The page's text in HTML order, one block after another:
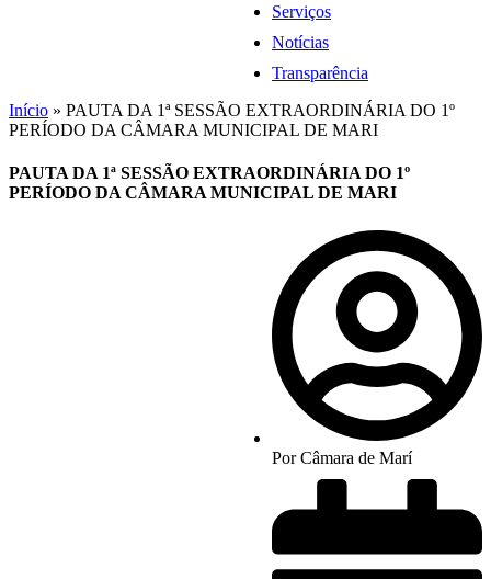
Serviços
Notícias
Transparência
Início » PAUTA DA 1ª SESSÃO EXTRAORDINÁRIA DO 1º
PERÍODO DA CÂMARA MUNICIPAL DE MARI
PAUTA DA 1ª SESSÃO EXTRAORDINÁRIA DO 1º
PERÍODO DA CÂMARA MUNICIPAL DE MARI
PorCâmara de Marí